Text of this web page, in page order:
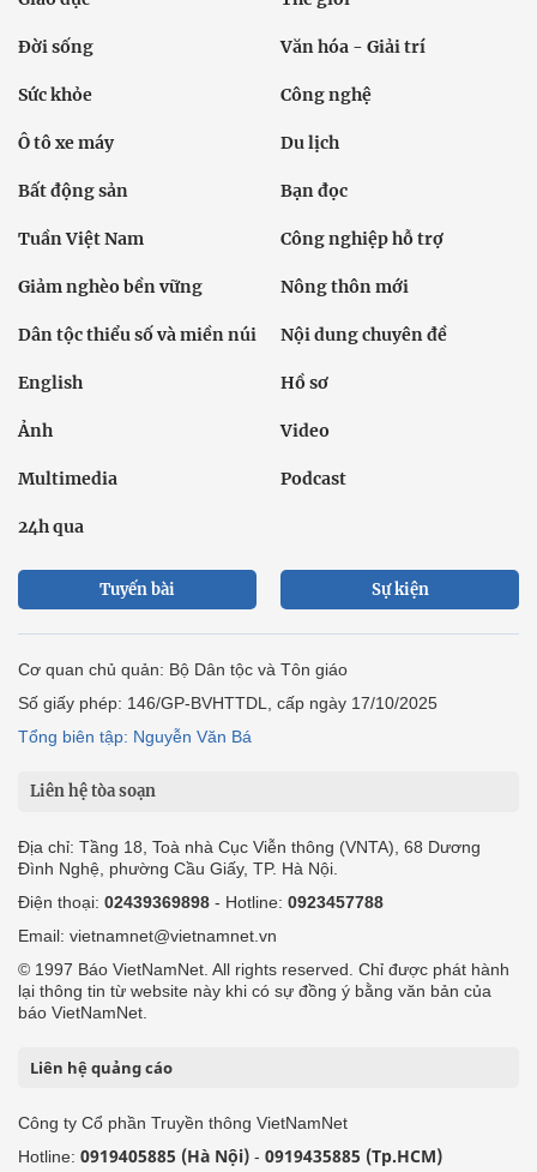
Đời sống Văn hóa - Giải trí
Sức khỏe Công nghệ
Ô tô xe máy Du lịch
Bất động sản Bạn đọc
Tuần Việt Nam Công nghiệp hỗ trợ
Giảm nghèo bền vững Nông thôn mới
Dân tộc thiểu số và miền núi Nội dung chuyên đề
English Hồ sơ
Ảnh Video
Multimedia Podcast
24h qua
Tuyến bài Sự kiện
Cơ quan chủ quản: Bộ Dân tộc và Tôn giáo
Số giấy phép: 146/GP-BVHTTDL, cấp ngày 17/10/2025
Tổng biên tập: Nguyễn Văn Bá
Liên hệ tòa soạn
Địa chỉ: Tầng 18, Toà nhà Cục Viễn thông (VNTA), 68 Dương
Đình Nghệ, phường Cầu Giấy, TP. Hà Nội.
Điện thoại: 02439369898 - Hotline: 0923457788
Email: vietnamnet@vietnamnet.vn
© 1997 Báo VietNamNet. All rights reserved. Chỉ được phát hành
lại thông tin từ website này khi có sự đồng ý bằng văn bản của
báo VietNamNet.
Liên hệ quảng cáo
Công ty Cổ phần Truyền thông VietNamNet
Hotline: 0919405885 (Hà Nội) - 0919435885 (Tp.HCM)